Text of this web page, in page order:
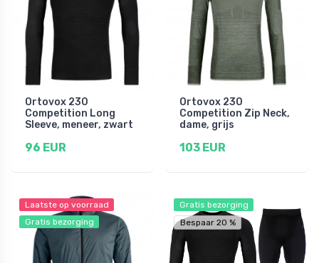
Ortovox 230
Competition Long
Sleeve, meneer, zwart
96 EUR
Ortovox 230
Competition Zip Neck,
dame, grijs
103 EUR
Laatste op voorraad
Gratis bezorging
Gratis bezorging
Bespaar 20 %